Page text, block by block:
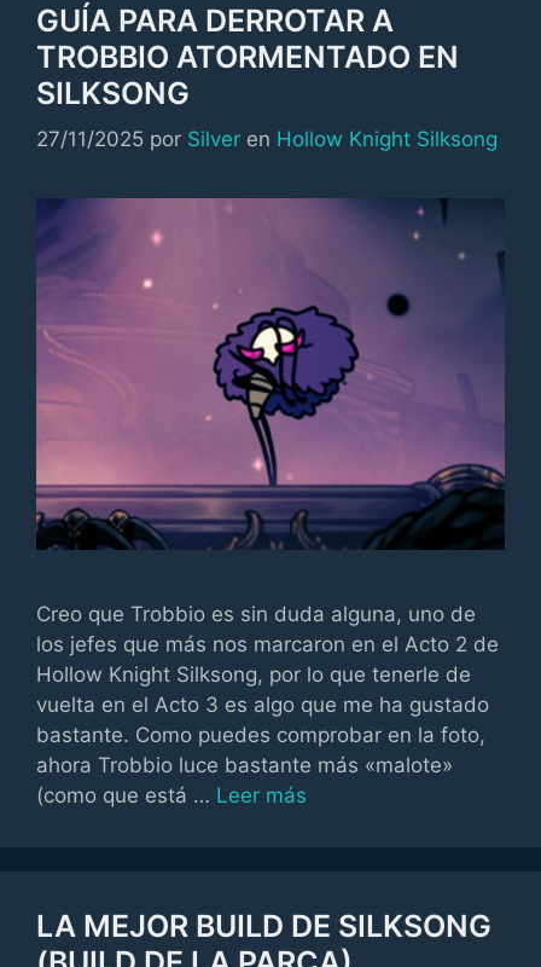
GUÍA PARA DERROTAR A
TROBBIO ATORMENTADO EN
SILKSONG
27/11/2025 por Silver en Categorías
Hollow Knight Silksong
Creo que Trobbio es sin duda alguna, uno de
los jefes que más nos marcaron en el Acto 2 de
Hollow Knight Silksong, por lo que tenerle de
vuelta en el Acto 3 es algo que me ha gustado
bastante. Como puedes comprobar en la foto,
ahora Trobbio luce bastante más «malote»
(como que está … Leer más
LA MEJOR BUILD DE SILKSONG